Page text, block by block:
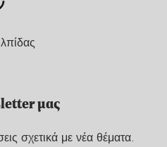
μας
σχετικά με νέα θέματα.